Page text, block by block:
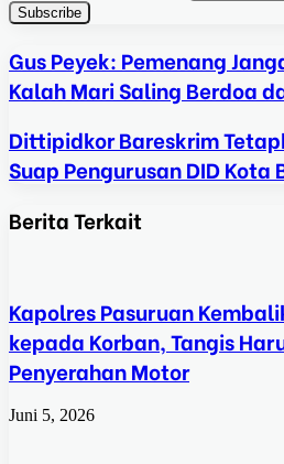
Gus Peyek: Pemenang
Kalah Mari Saling Berdoa
Dittipidkor Bareskrim
Suap Pengurusan DID
Berita Terkait
Kapolres Pasuruan
kepada Korban, Tangis
Penyerahan Motor
Juni 5, 2026